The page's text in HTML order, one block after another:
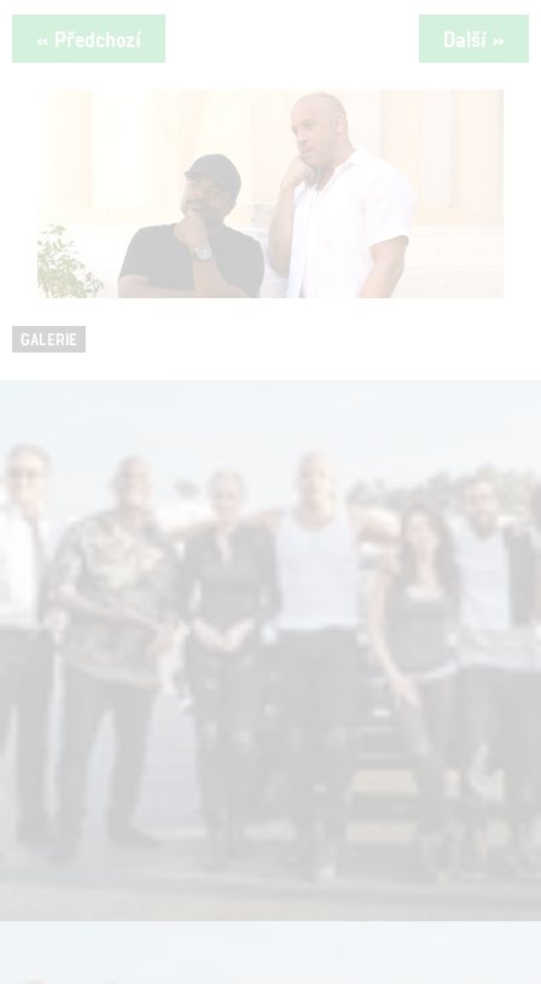
« Předchozí Další »
GALERIE